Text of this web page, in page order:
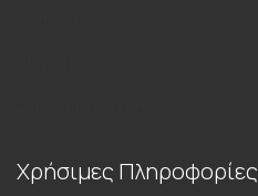
Χρήσιμες Πληροφορίες